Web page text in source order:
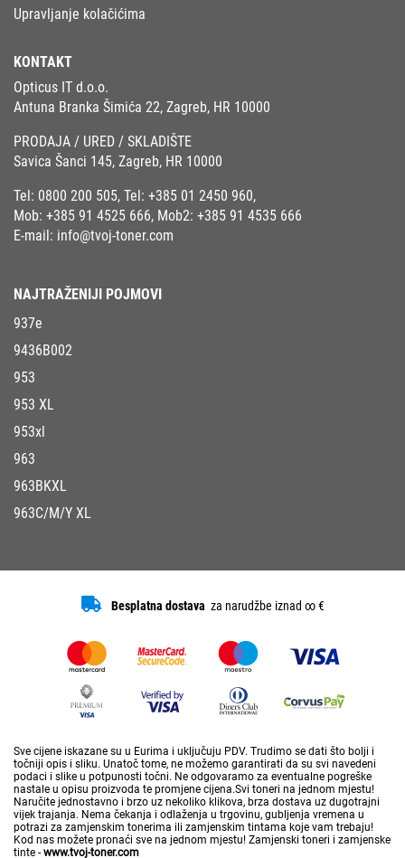
Upravljanje kolačićima
KONTAKT
Opticus IT d.o.o.
Antuna Branka Šimića 22, Zagreb, HR 10000
PRODAJA / URED / SKLADIŠTE
Savica Šanci 145, Zagreb, HR 10000
Tel: 0800 200 505, Tel: +385 01 2450 960,
Mob: +385 91 4525 666, Mob2: +385 91 4535 666
E-mail: info@tvoj-toner.com
NAJTRAŽENIJI POJMOVI
937e
9436B002
953
953 XL
953xl
963
963BKXL
963C/M/Y XL
Besplatna dostava za narudžbe iznad ∞ €
Sve cijene iskazane su u Eurima i uključuju PDV. Trudimo se dati što bolji i
točniji opis i sliku. Unatoč tome, ne možemo garantirati da su svi navedeni
podaci i slike u potpunosti točni. Ne odgovaramo za eventualne pogreške
nastale u opisu proizvoda te promjene cijena.Svi toneri na jednom mjestu!
Naručite jednostavno i brzo uz nekoliko klikova, brza dostava uz dugotrajni
vijek trajanja. Nema čekanja i odlaženja u trgovinu, gubljenja vremena u
potrazi za zamjenskim tonerima ili zamjenskim tintama koje vam trebaju!
Kod nas možete pronaći sve na jednom mjestu! Zamjenski toneri i zamjenske
tinte - www.tvoj-toner.com